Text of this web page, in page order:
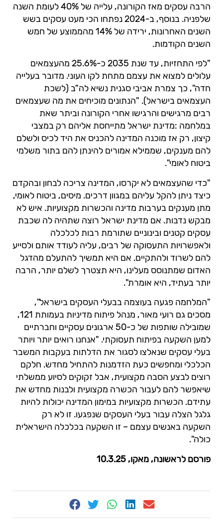
הרבה עסקים מאז הקורונה, עלייה של 40% לעומת השנה
שלפניה. בנוסף, ב-2024 נפתחו הכי מעט עסקים בשש
השנים האחרונות, ירידה של 14% מהממוצע של חמש
השנים הקודמות.
"לפי התחזיות, עד שנת 2035 כ-25.6% מהעצמאים
עלולים למצוא את עצמם מתחת לקו העוני. מדובר בעלייה
חדה", כך צמרת אביבי סגנית נשיא לה"ב (לשכת
העצמאים בישראל). "הנתונים מוכיחים את מה שעצמאים
רבים מרגישים והרגישו אחרי הקורונה וביתר שאת
במלחמה :מדינת ישראל מתייחסת אליהם רק במצבי
קיצון, רק אז מוכנה המדינה להכניס את היד לכיס ולשלם
להם מענקים, שממילא אמורים להינתן להם בתור משלמי
ביטוח לאומי".
"כדי שהעצמאים לא יקרסו, המדינה צריכה לבחון ובהקדם
כיצד ניתן להקל עליהם במגוון דרכים. מיסים, ביטוח לאומי,
מתן מענקים בערבות מדינה והכשרות מקצועיות. איש לא
מבקש נדבות. אם מדינת ישראל רוצה שתהיה לה שכבת
עסקים קטנים ובינוניים שתורמת רבות לכלכלה
ולאפשרויות התעסוקה של רבים, עליה לעודד אותם ולסייע
להם לשרוד ולהתקיים. אם היא תמשיך להתעלם מהדגל
האדום שמתנוסס מעלינו, היא תצטרך לשלם יותר, הרבה
יותר בעתיד, היא אומרת".
"המלחמה פגעה בעוצמה בבעלי העסקים בישראל",
מסכים גם רועי מאור, מנהל פיתוח מדיניות בעמותת 121,
שמובילה שותפות של כ-50 ארגונים עסקיים וחברתיים
למען השקעה בפיתוח תעסוקתי. "אנחנו רואים יותר ויותר
בעלי עסקים שנאלצו לסגור את הדלתות בעקבות המשבר
הכלכלי ומחפשים כעת הזדמנות להתחיל מחדש. חלקם
רוצים לבצע הסבה מקצועית, אבל זקוקים לסיוע ממשלתי
שיאפשר להם לעבור הכשרה מקצועית ולבנות מחדש את
עתידם. הכשרות מקצועיות במימון המדינה יכולות להיות
גלגל הצלה עבור בעלי העסקים שנפגעו. זו לא רק
השקעה באנשים עצמם – זו השקעה בכלכלה הישראלית
כולה".
פורסם לראשונה, מאקו, 10.3.25